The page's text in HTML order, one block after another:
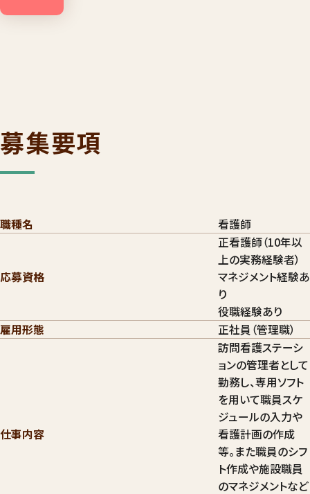
募集要項
職種名 看護師
応募資格
正看護師（10年以
上の実務経験者）
マネジメント経験あ
り
役職経験あり
雇用形態
正社員（管理職）
仕事内容
訪問看護ステーシ
ョンの管理者として
勤務し、専用ソフト
を用いて職員スケ
ジュールの入力や
看護計画の作成
等。また職員のシフ
ト作成や施設職員
のマネジメントなど